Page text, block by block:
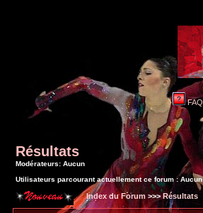
FAQ
Résultats
Modérateurs: Aucun
Utilisateurs parcourant actuellement ce forum : Aucun
Index du Forum >>>Résultats